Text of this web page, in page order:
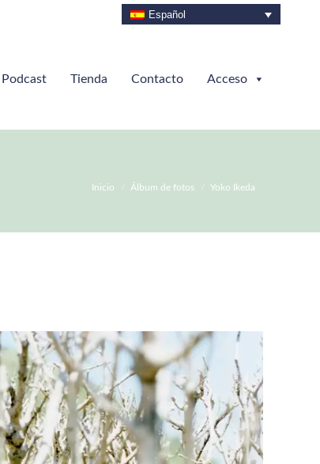
Español
Podcast Tienda Contacto Acceso
Inicio Álbum de fotos Yoko Ikeda